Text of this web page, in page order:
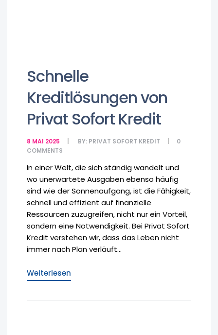
Schnelle
Kreditlösungen von
Privat Sofort Kredit
8 MAI 2025 BY: PRIVAT SOFORT KREDIT
0
COMMENTS
In einer Welt, die sich ständig wandelt und
wo unerwartete Ausgaben ebenso häufig
sind wie der Sonnenaufgang, ist die Fähigkeit,
schnell und effizient auf finanzielle
Ressourcen zuzugreifen, nicht nur ein Vorteil,
sondern eine Notwendigkeit. Bei Privat Sofort
Kredit verstehen wir, dass das Leben nicht
immer nach Plan verläuft...
Weiterlesen